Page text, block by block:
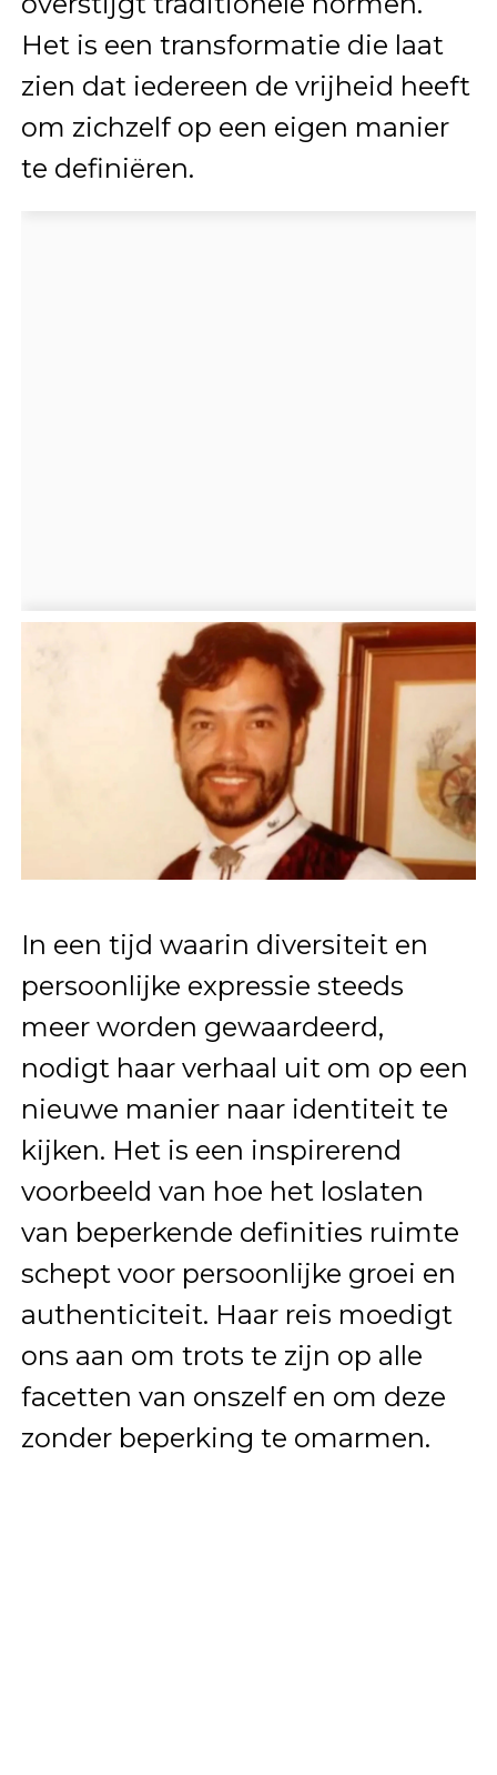
Het is een transformatie die laat
zien dat iedereen de vrijheid heeft
om zichzelf op een eigen manier
te definiëren.
In een tijd waarin diversiteit en
persoonlijke expressie steeds
meer worden gewaardeerd,
nodigt haar verhaal uit om op een
nieuwe manier naar identiteit te
kijken. Het is een inspirerend
voorbeeld van hoe het loslaten
van beperkende definities ruimte
schept voor persoonlijke groei en
authenticiteit. Haar reis moedigt
ons aan om trots te zijn op alle
facetten van onszelf en om deze
zonder beperking te omarmen.